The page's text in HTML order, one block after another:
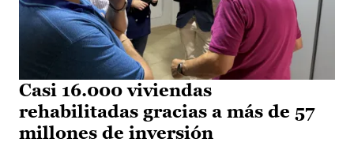
Casi 16.000 viviendas
rehabilitadas gracias a más de 57
millones de inversión